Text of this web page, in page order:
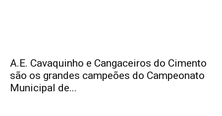
A.E. Cavaquinho e Cangaceiros do Cimento
são os grandes campeões do Campeonato
Municipal de...